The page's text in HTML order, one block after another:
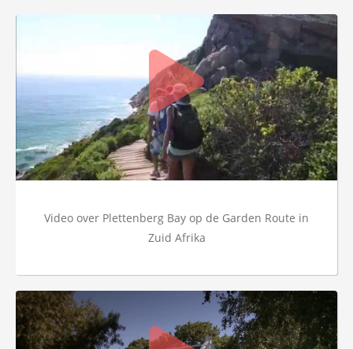
Video over Plettenberg Bay op de Garden Route in
Zuid Afrika